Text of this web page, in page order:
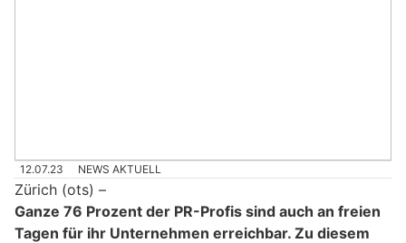
12.07.23 NEWS AKTUELL
Zürich (ots) –
Ganze 76 Prozent der PR-Profis sind auch an freien
Tagen für ihr Unternehmen erreichbar. Zu diesem